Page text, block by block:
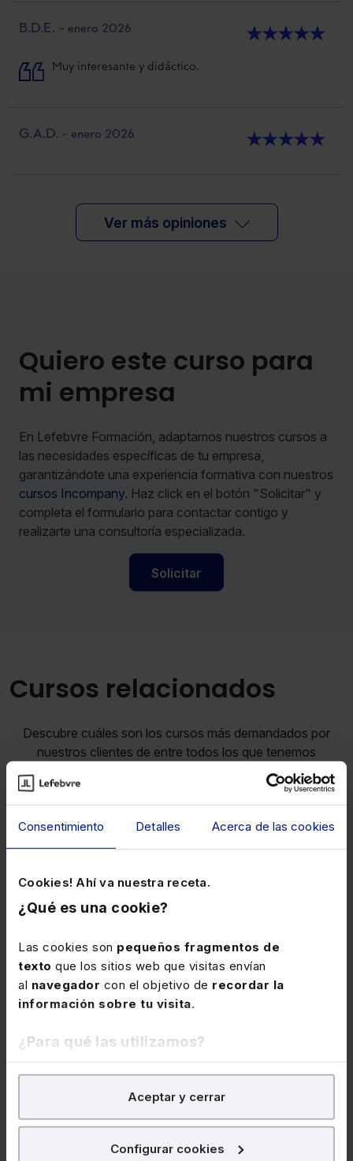
Consentimiento Detalles Acerca de las cookies
Cookies! Ahí va nuestra receta.
¿Qué es una cookie?
Las cookies son pequeños fragmentos de
texto que los sitios web que visitas envían
al navegador con el objetivo de recordar la
información sobre tu visita.
¿Para qué las utilizamos?
En Lefebvre utilizamos las cookies confines
para tratar demejorar tu experiencia
nuestra página web. También con fines publicitarios,
Aceptar y cerrar
Configurar cookies
B.D.E. - enero 2026 ★★★★★
Muy interesante y didáctico.
G.A.D. - enero 2026 ★★★★★
Ver más opiniones
Quiero este curso para
mi empresa
En Lefebvre Formación, adaptamos nuestros cursos a
las necesidades específicas de tu empresa,
garantizándote una experiencia formativa con nuestros
cursos Incompany. Haz click en el botón "Solicitar" y
completa el formulario para contactar contigo y
realizarte una consultoría especializada.
Solicitar
Cursos relacionados
Descubre cuáles son los cursos más demandados por
nuestros clientes de entre todos los que tenemos
disponibles en nuestro catálogo.
IA
19 de enero de 2027